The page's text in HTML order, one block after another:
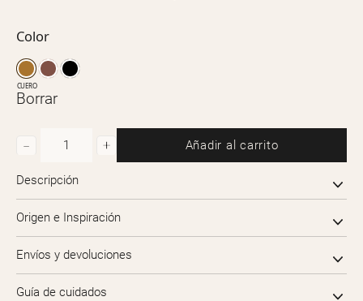
Color
CUERO
Borrar
361
Añadir al carrito
Descripción
Origen e Inspiración
Envíos y devoluciones
Guía de cuidados